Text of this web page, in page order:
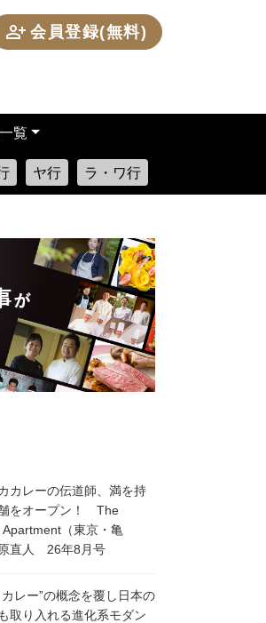
会員登録(無料)
覧
ヤ行 ラ・ワ行
カレーの伝道師、満を持
をオープン！ The
（東京・亀
直人 26年8月号
レー”の概念を覆し日本の
取り入れる進化系モダン